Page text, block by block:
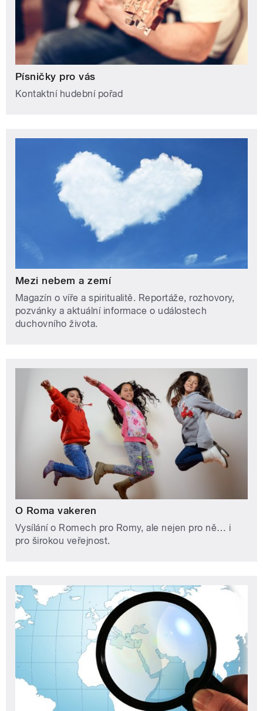
Písničky pro vás
Kontaktní hudební pořad
Mezi nebem a zemí
Magazín o víře a spiritualitě. Reportáže, rozhovory,
pozvánky a aktuální informace o událostech
duchovního života.
O Roma vakeren
Vysílání o Romech pro Romy, ale nejen pro ně… i
pro širokou veřejnost.